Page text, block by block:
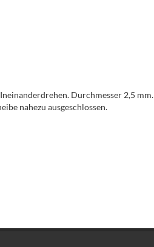
Durchmesser 2,5 mm.
nahezu ausgeschlossen.